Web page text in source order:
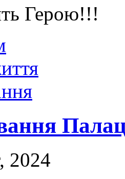
Герою!!!
2024